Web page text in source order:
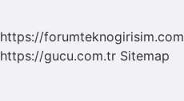
https://forumteknogirisim.com
https://gucu.com.tr Sitemap